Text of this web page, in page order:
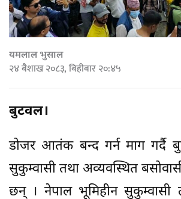
यमलाल भुसाल
२४ बैशाख २०८३, बिहीबार २०:४५
बुटवल।
डोजर आतंक बन्द गर्न माग गर्दै
सुकुम्वासी तथा अव्यवस्थित
छन् । नेपाल भूमिहीन सुकुम्वासी